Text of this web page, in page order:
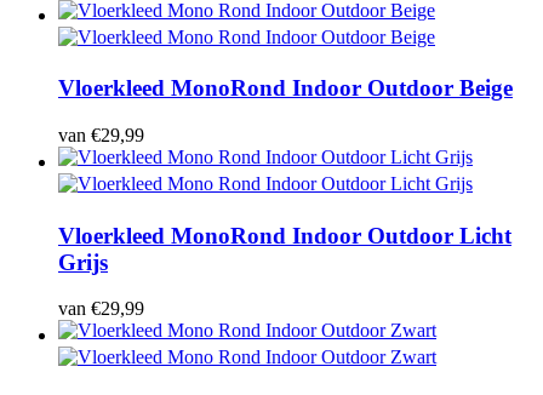
Vloerkleed MonoRond Indoor Outdoor Beige
van €29,99
Vloerkleed MonoRond Indoor Outdoor Licht
Grijs
van €29,99